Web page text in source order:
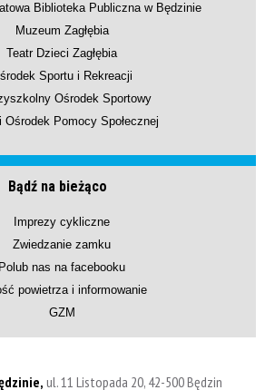
Biblioteka Publiczna w Będzinie
Muzeum Zagłębia
Teatr Dzieci Zagłębia
Sportu i Rekreacji
Ośrodek Sportowy
Ośrodek Pomocy Społecznej
Bądź na bieżąco
Imprezy cykliczne
Zwiedzanie zamku
Polub nas na facebooku
powietrza i informowanie
GZM
ul. 11 Listopada 20, 42-500 Będzin